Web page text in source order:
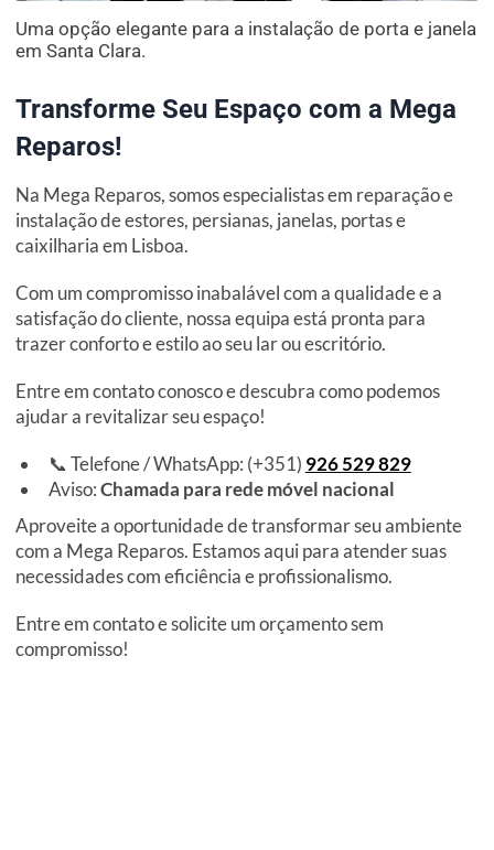
Uma opção elegante para a instalação de porta e janela
em Santa Clara.
Transforme Seu Espaço com a Mega
Reparos!
Na Mega Reparos, somos especialistas em reparação e
instalação de estores, persianas, janelas, portas e
caixilharia em Lisboa.
Com um compromisso inabalável com a qualidade e a
satisfação do cliente, nossa equipa está pronta para
trazer conforto e estilo ao seu lar ou escritório.
Entre em contato conosco e descubra como podemos
ajudar a revitalizar seu espaço!
📞 Telefone / WhatsApp: (+351) 926 529 829
Aviso:Chamada para rede móvel nacional
Aproveite a oportunidade de transformar seu ambiente
com a Mega Reparos. Estamos aqui para atender suas
necessidades com eficiência e profissionalismo.
Entre em contato e solicite um orçamento sem
compromisso!